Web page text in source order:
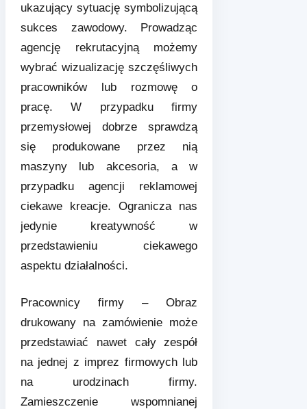
ukazujący sytuację symbolizującą
sukces zawodowy. Prowadząc
agencję rekrutacyjną możemy
wybrać wizualizację szczęśliwych
pracowników lub rozmowę o
pracę. W przypadku firmy
przemysłowej dobrze sprawdzą
się produkowane przez nią
maszyny lub akcesoria, a w
przypadku agencji reklamowej
ciekawe kreacje. Ogranicza nas
jedynie kreatywność w
przedstawieniu ciekawego
aspektu działalności.
Pracownicy firmy – Obraz
drukowany na zamówienie może
przedstawiać nawet cały zespół
na jednej z imprez firmowych lub
na urodzinach firmy.
Zamieszczenie wspomnianej